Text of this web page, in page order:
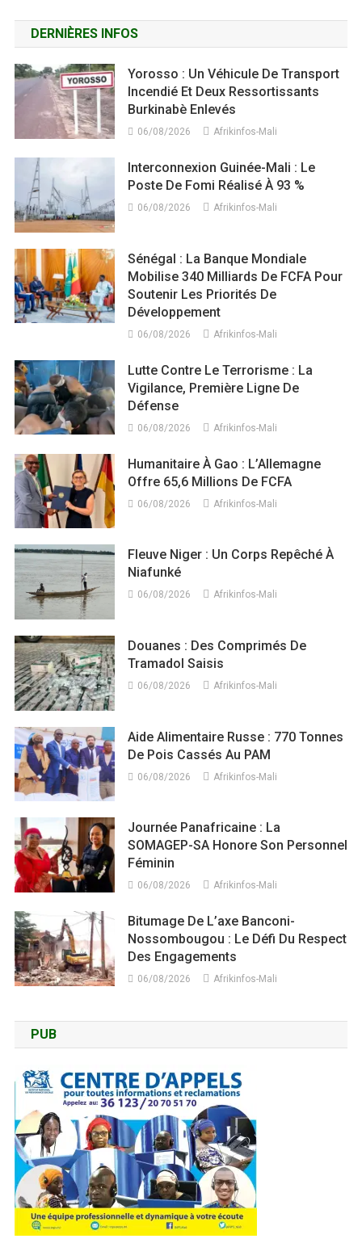
DERNIÈRES INFOS
Yorosso : Un Véhicule De Transport
Incendié Et Deux Ressortissants
Burkinabè Enlevés
06/08/2026 Afrikinfos-Mali
Interconnexion Guinée-Mali : Le
Poste De Fomi Réalisé À 93 %
06/08/2026 Afrikinfos-Mali
Sénégal : La Banque Mondiale
Mobilise 340 Milliards De FCFA Pour
Soutenir Les Priorités De
Développement
06/08/2026 Afrikinfos-Mali
Lutte Contre Le Terrorisme : La
Vigilance, Première Ligne De
Défense
06/08/2026 Afrikinfos-Mali
Humanitaire À Gao : L’Allemagne
Offre 65,6 Millions De FCFA
06/08/2026 Afrikinfos-Mali
Fleuve Niger : Un Corps Repêché À
Niafunké
06/08/2026 Afrikinfos-Mali
Douanes : Des Comprimés De
Tramadol Saisis
06/08/2026 Afrikinfos-Mali
Aide Alimentaire Russe : 770 Tonnes
De Pois Cassés Au PAM
06/08/2026 Afrikinfos-Mali
Journée Panafricaine : La
SOMAGEP-SA Honore Son Personnel
Féminin
06/08/2026 Afrikinfos-Mali
Bitumage De L’axe Banconi-
Nossombougou : Le Défi Du Respect
Des Engagements
06/08/2026 Afrikinfos-Mali
PUB